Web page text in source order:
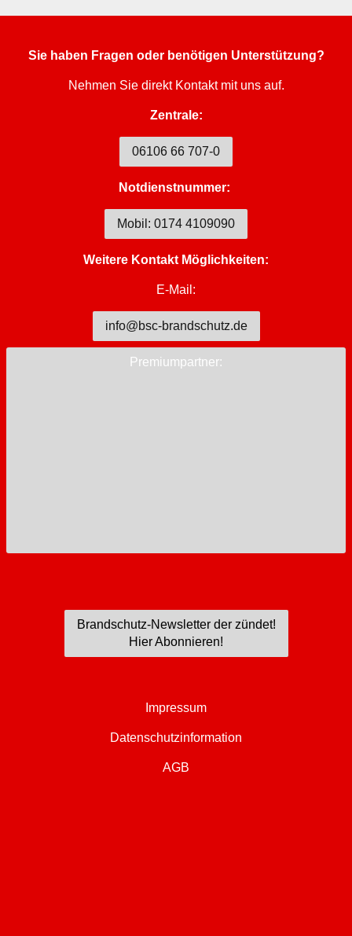
Sie haben Fragen oder benötigen Unterstützung?
Nehmen Sie direkt Kontakt mit uns auf.
Zentrale:
06106 66 707-0
Notdienstnummer:
Mobil: 0174 4109090
Weitere Kontakt Möglichkeiten:
E-Mail:
info@bsc-brandschutz.de
Premiumpartner:
Brandschutz-Newsletter der zündet!
Hier Abonnieren!
Impressum
Datenschutzinformation
AGB